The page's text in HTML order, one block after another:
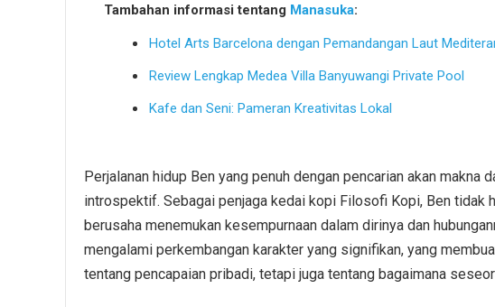
Tambahan informasi tentang Manasuka:
Hotel Arts Barcelona dengan Pemandangan Laut
Review Lengkap Medea Villa Banyuwangi Private Pool
Kafe dan Seni: Pameran Kreativitas Lokal
Perjalanan hidup Ben yang penuh dengan pencarian akan
introspektif. Sebagai penjaga kedai kopi Filosofi Kopi, Ben tidak
berusaha menemukan kesempurnaan dalam dirinya dan
mengalami perkembangan karakter yang signifikan, yang
tentang pencapaian pribadi, tetapi juga tentang bagaimana